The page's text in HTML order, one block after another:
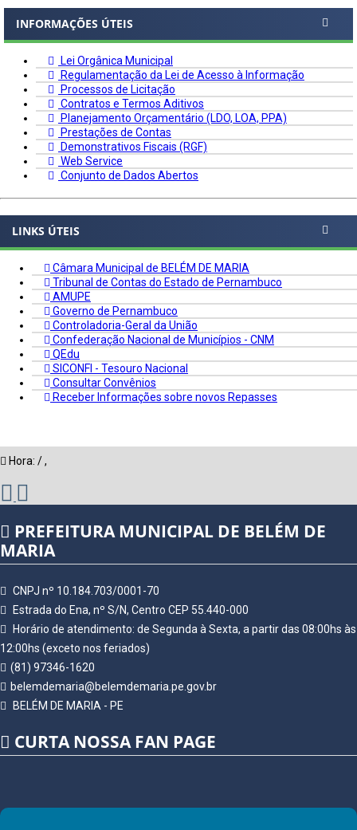
INFORMAÇÕES ÚTEIS
Lei Orgânica Municipal
Regulamentação da Lei de Acesso à Informação
Processos de Licitação
Contratos e Termos Aditivos
Planejamento Orçamentário (LDO, LOA, PPA)
Prestações de Contas
Demonstrativos Fiscais (RGF)
Web Service
Conjunto de Dados Abertos
LINKS ÚTEIS
Câmara Municipal de BELÉM DE MARIA
Tribunal de Contas do Estado de Pernambuco
AMUPE
Governo de Pernambuco
Controladoria-Geral da União
Confederação Nacional de Municípios - CNM
QEdu
SICONFI - Tesouro Nacional
Consultar Convênios
Receber Informações sobre novos Repasses
Hora: /,
PREFEITURA MUNICIPAL DE BELÉM DE
MARIA
CNPJ nº 10.184.703/0001-70
Estrada do Ena, nº S/N, Centro CEP 55.440-000
Horário de atendimento: de Segunda à Sexta, a partir das 08:00hs às
12:00hs (exceto nos feriados)
(81) 97346-1620
belemdemaria@belemdemaria.pe.gov.br
BELÉM DE MARIA - PE
CURTA NOSSA FAN PAGE